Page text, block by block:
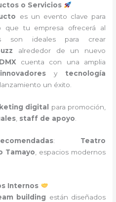
o Servicios
es un evento clave para
que tu empresa ofrecerá al
son ideales para crear
alrededor de un nuevo
cuenta con una amplia
y tecnología
un éxito.
digital
para promoción,
staff de apoyo
: Teatro
Tamayo , espacios modernos
Internos
building están diseñados